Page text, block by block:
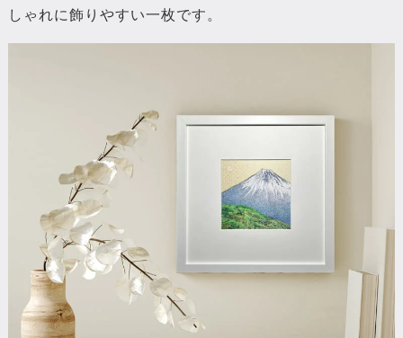
しゃれに飾りやすい一枚です。